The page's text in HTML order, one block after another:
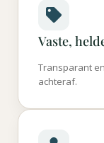
Vaste,
Transparant
achteraf.